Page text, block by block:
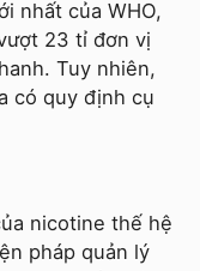
nhất của WHO,
23 tỉ đơn vị
Tuy nhiên,
có quy định cụ
nicotine thế hệ
pháp quản lý